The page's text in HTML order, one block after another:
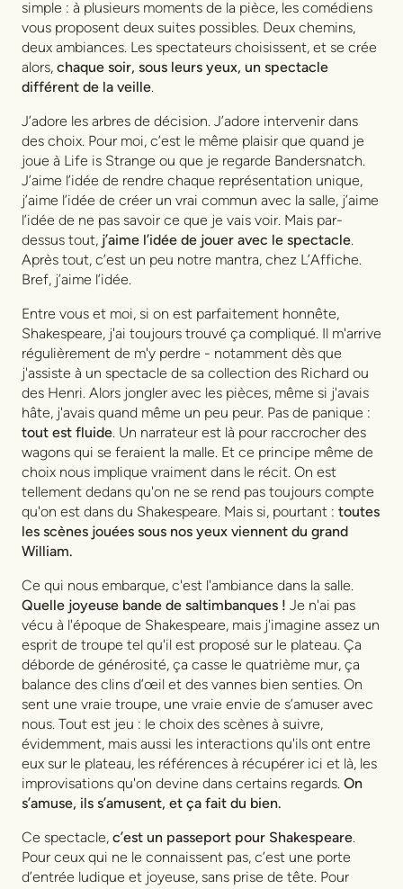
simple : à plusieurs moments de la pièce, les comédiens
vous proposent deux suites possibles. Deux chemins,
deux ambiances. Les spectateurs choisissent, et se crée
alors, chaque soir, sous leurs yeux, un spectacle
différent de la veille.
J’adore les arbres de décision. J’adore intervenir dans
des choix. Pour moi, c’est le même plaisir que quand je
joue à Life is Strange ou que je regarde Bandersnatch.
J’aime l’idée de rendre chaque représentation unique,
j’aime l’idée de créer un vrai commun avec la salle, j’aime
l’idée de ne pas savoir ce que je vais voir. Mais par-
dessus tout, j’aime l’idée de jouer avec le spectacle.
Après tout, c’est un peu notre mantra, chez L’Affiche.
Bref, j’aime l’idée.
Entre vous et moi, si on est parfaitement honnête,
Shakespeare, j'ai toujours trouvé ça compliqué. Il m'arrive
régulièrement de m'y perdre - notamment dès que
j'assiste à un spectacle de sa collection des Richard ou
des Henri. Alors jongler avec les pièces, même si j'avais
hâte, j'avais quand même un peu peur. Pas de panique :
tout est fluide. Un narrateur est là pour raccrocher des
wagons qui se feraient la malle. Et ce principe même de
choix nous implique vraiment dans le récit. On est
tellement dedans qu'on ne se rend pas toujours compte
qu'on est dans du Shakespeare. Mais si, pourtant : toutes
les scènes jouées sous nos yeux viennent du grand
William.
Ce qui nous embarque, c'est l'ambiance dans la salle.
Quelle joyeuse bande de saltimbanques ! Je n'ai pas
vécu à l'époque de Shakespeare, mais j'imagine assez un
esprit de troupe tel qu'il est proposé sur le plateau. Ça
déborde de générosité, ça casse le quatrième mur, ça
balance des clins d’œil et des vannes bien senties. On
sent une vraie troupe, une vraie envie de s’amuser avec
nous. Tout est jeu : le choix des scènes à suivre,
évidemment, mais aussi les interactions qu'ils ont entre
eux sur le plateau, les références à récupérer ici et là, les
improvisations qu'on devine dans certains regards. On
s’amuse, ils s’amusent, et ça fait du bien.
Ce spectacle, c’est un passeport pour Shakespeare.
Pour ceux qui ne le connaissent pas, c’est une porte
d’entrée ludique et joyeuse, sans prise de tête. Pour